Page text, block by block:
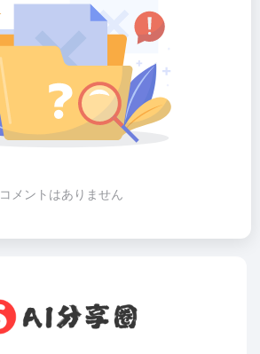
コメントはありません